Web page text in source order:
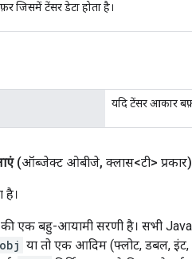
जिसमें टेंसर डेटा होता है।
यदि टेंसर आकार
(ऑब्जेक्ट ओबीजे, क्लास<टी> प्रकार)
है।
की एक बहु-आयामी सरणी है। सभी
obj या तो एक आदिम (फ्लोट, डबल,